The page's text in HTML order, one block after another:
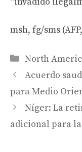
msh, fg/sms
Categories
North
Acuerdo
para Medio
Níger: La
adicional para